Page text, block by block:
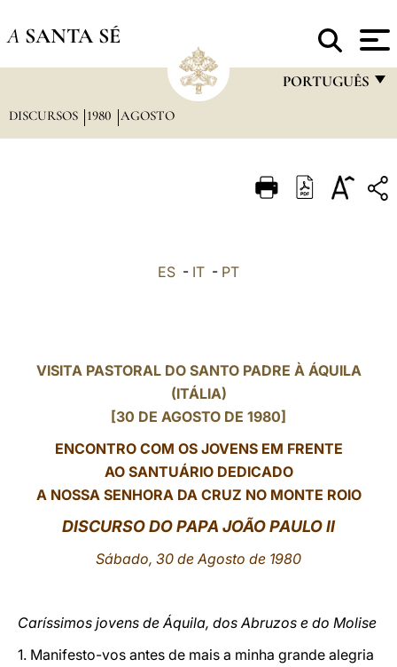
A SANTA SÉ
PORTUGUÊS
ITALIANO
العربيّة
LATINE
DISCURSOS 1980 AGOSTO
ES - IT - PT
VISITA PASTORAL DO SANTO PADRE À ÁQUILA
(ITÁLIA)
[30 DE AGOSTO DE 1980]
ENCONTRO COM OS JOVENS EM FRENTE
AO SANTUÁRIO DEDICADO
A NOSSA SENHORA DA CRUZ NO MONTE ROIO
DISCURSO DO PAPA JOÃO PAULO II
Sábado, 30 de Agosto de 1980
Caríssimos jovens de Áquila, dos Abruzos e do Molise
1. Manifesto-vos antes de mais a minha grande alegria